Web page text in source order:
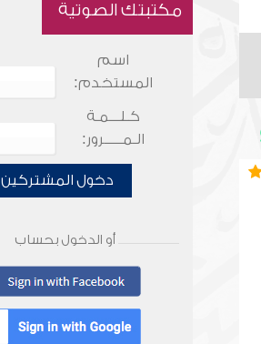
مكتبتك الصوتية
اسم
المستخدم:
كـلـــمـة
الـمـــــرور:
دخول المشتركين
أو الدخول بحساب